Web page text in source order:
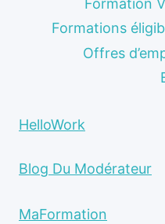
Formations
Offres
HelloWork
Blog Du Modérateur
MaFormation